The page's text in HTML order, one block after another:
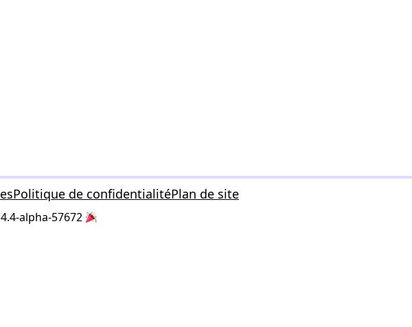
Politique de confidentialitéPlan de site
alpha-57672